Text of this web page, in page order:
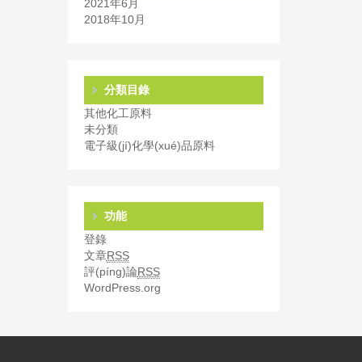
2021年6月
2018年10月
分類目錄
其他化工原料
未分類
電子級(jí)化學(xué)品原料
功能
登錄
文章RSS
評(píng)論RSS
WordPress.org